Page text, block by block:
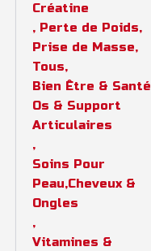
Créatine
, Perte de Poids,
Prise de Masse,
Tous,
Bien Être & Santé
Os & Support
Articulaires
,
Soins Pour
Peau,Cheveux &
Ongles
,
Vitamines &